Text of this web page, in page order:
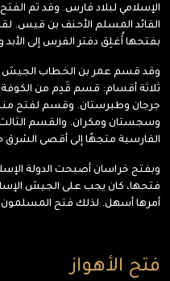
القائد المسلم الأحنف بن قيس.
بفتحها أُغلِق دفتر الفرس إلى الأبد
وقد قسم عمر بن الخطاب الجيش
ثلاثة أقسام: قسم قَدِم من
جرجان وطبرستان. وقسم لفتح
وسجستان ومكران. والقسم الثالث
الفارسية متجهًا إلى أقصى
وبفتح خراسان أصبحت الدولة
فتحها، كان يجب على الجيش
أمرها أسهل. لذلك فتح المسلمون
فتح الأهواز